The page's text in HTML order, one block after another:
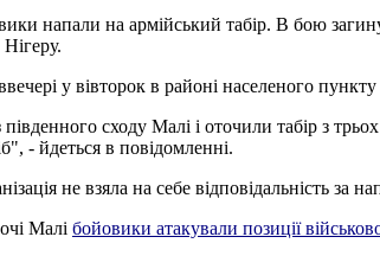
напали на армійський табір. В бою
у вівторок в районі населеного пункту
сходу Малі і оточили табір з
- йдеться в повідомленні.
не взяла на себе відповідальність за
Малі бойовики атакували позиції